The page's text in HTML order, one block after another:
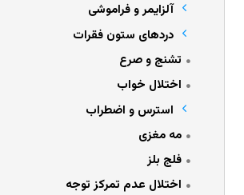
آلزایمر و فراموشی
دردهای ستون فقرات
تشنج و صرع
اختلال خواب
استرس و اضطراب
مه مغزی
فلج بلز
اختلال عدم تمرکز توجه